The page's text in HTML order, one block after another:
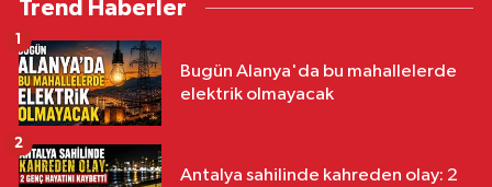
Trend Haberler
Bugün Alanya'da bu mahallelerde
elektrik olmayacak
1
Antalya sahilinde kahreden olay: 2
2